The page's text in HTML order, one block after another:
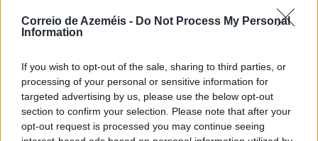
Correio de Azeméis - Do Not Process My Personal
Information
If you wish to opt-out of the sale, sharing to third parties, or
processing of your personal or sensitive information for
targeted advertising by us, please use the below opt-out
section to confirm your selection. Please note that after your
opt-out request is processed you may continue seeing